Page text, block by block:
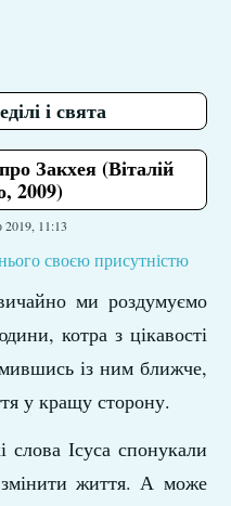
і свята
Закхея (Віталій
2009)
2019, 11:13
своєю присутністю
ми роздумуємо
котра з цікавості
із ним ближче,
у кращу сторону.
слова Ісуса спонукали
життя. А може